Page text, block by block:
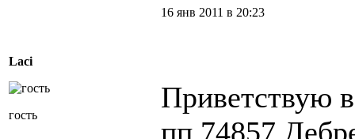
Laci
гость
16 янв 2011 в 20:23
Приветствую
пп 74857